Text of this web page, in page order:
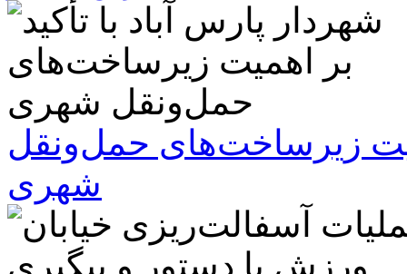
زیرساخت‌های حمل‌ونقل
شهری